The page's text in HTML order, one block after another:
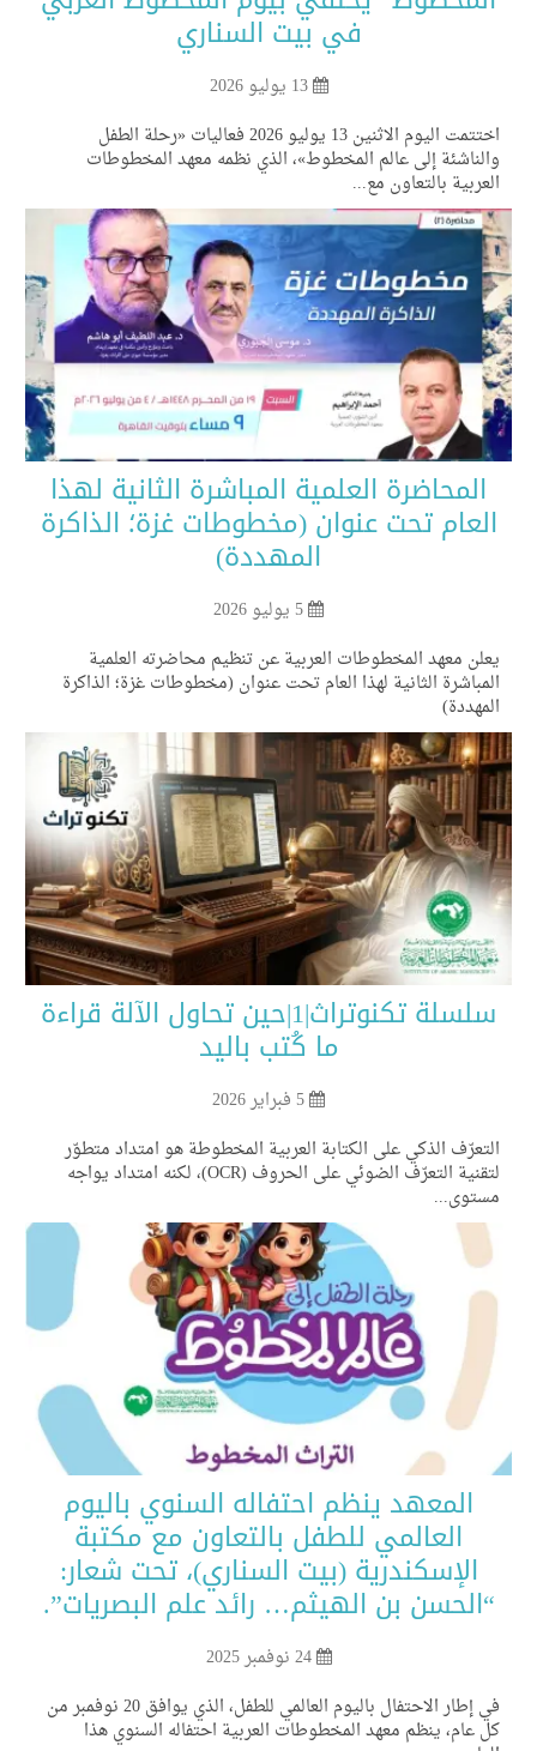
في بيت السناري
اختتمت اليوم الاثنين 13 يوليو 2026 فعاليات «رحلة الطفل
إلى عالم المخطوط»، الذي نظمه معهد المخطوطات
بالتعاون مع...
المحاضرة العلمية المباشرة الثانية لهذا
تحت عنوان (مخطوطات غزة؛ الذاكرة
المهددة)
معهد المخطوطات العربية عن تنظيم محاضرته العلمية
الثانية لهذا العام تحت عنوان (مخطوطات غزة؛ الذاكرة
سلسلة تكنوتراث|1|حين تحاول الآلة قراءة
ما كُتب باليد
الذكي على الكتابة العربية المخطوطة هو امتداد متطوّر
لتقنية التعرّف الضوئي على الحروف (OCR)، لكنه امتداد يواجه
المعهد ينظم احتفاله السنوي باليوم
العالمي للطفل بالتعاون مع مكتبة
الإسكندرية (بيت السناري)، تحت شعار:
بن الهيثم… رائد علم البصريات”.
في إطار الاحتفال باليوم العالمي للطفل، الذي يوافق 20 نوفمبر من
عام، ينظم معهد المخطوطات العربية احتفاله السنوي هذا